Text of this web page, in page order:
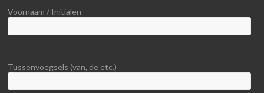
Voornaam / Initialen
Tussenvoegsels (van, de etc.)